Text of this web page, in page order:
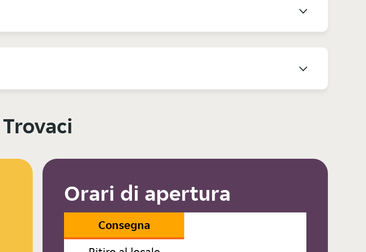
Trovaci
Orari di apertura
Consegna